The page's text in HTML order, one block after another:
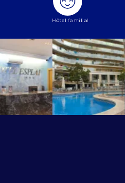
Hôtel familial